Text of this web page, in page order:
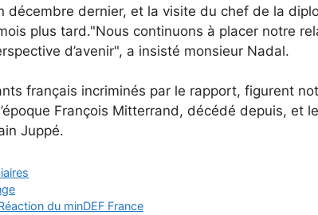
décembre dernier, et la visite du chef de la
plus tard."Nous continuons à placer notre
d’avenir", a insisté monsieur Nadal.
français incriminés par le rapport, figurent
François Mitterrand, décédé depuis, et
Juppé.
du minDEF France